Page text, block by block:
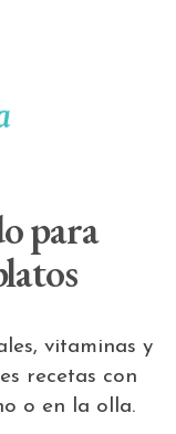
para
vitaminas y
recetas con
o en la olla.